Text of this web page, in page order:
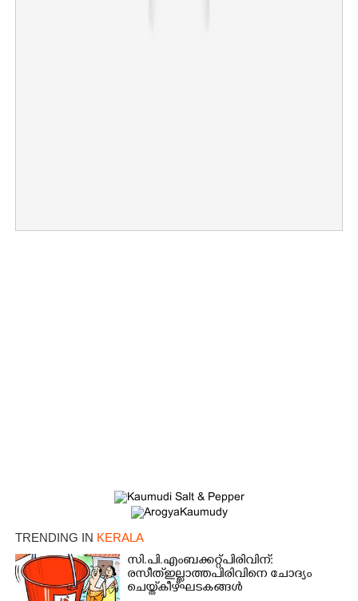
TRENDING IN KERALA
സി.പി.എം ബക്കറ്റ് പിരിവിന്:
രസീത് ഇല്ലാത്ത പിരിവിനെ ചോദ്യം
ചെയ്ത് കീഴ്ഘടകങ്ങൾ